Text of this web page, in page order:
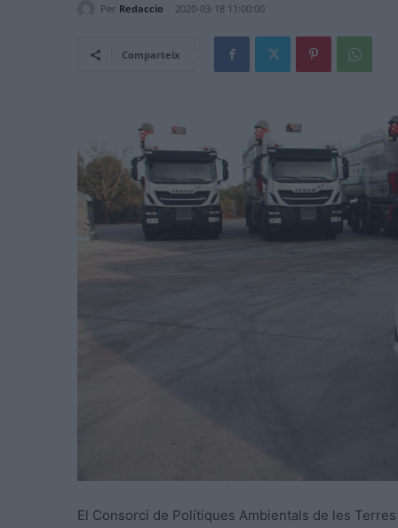
Per Redaccio 2020-03-18 11:00:00
Comparteix
El Consorci de Polítiques Ambientals de les Terres